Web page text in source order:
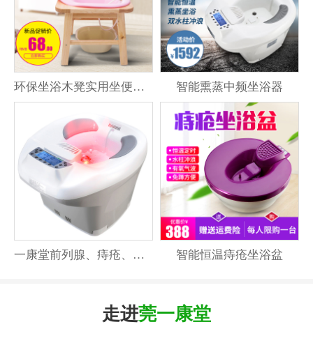
环保坐浴木凳实用坐便凳子 智能熏蒸中频坐浴器
一康堂前列腺、痔疮、妇科温水坐浴器激光坐浴器系列 智能恒温痔疮坐浴盆
走进莞一康堂